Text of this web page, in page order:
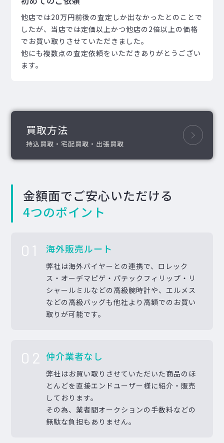
他店では20万円前後の査定しか出なかったとのことで
したが、当店では定価以上かつ他店の2倍以上の価格
でお買い取りさせていただきました。
他にも複数点の査定依頼をいただきありがとうござい
ます。
買取方法
持込買取・宅配買取・出張買取
金額面でご安心いただける
4つのポイント
01 海外販売ルート
弊社は海外バイヤーとの連携で、ロレック
ス・オーデマピゲ・パテックフィリップ・リ
シャールミルなどの高級腕時計や、エルメス
などの高級バッグも他社より高額でのお買い
取りが可能です。
02 仲介業者なし
弊社はお買い取りさせていただいた商品のほ
とんどを直接エンドユーザー様に紹介・販売
しております。
その為、業者間オークションの手数料などの
無駄な負担もありません。